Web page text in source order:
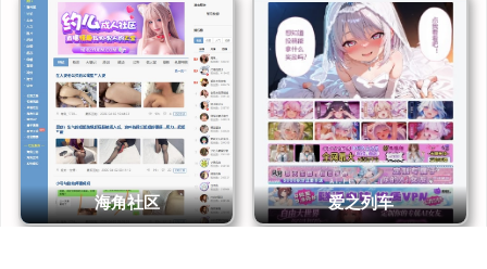
海角社区 爱之列车